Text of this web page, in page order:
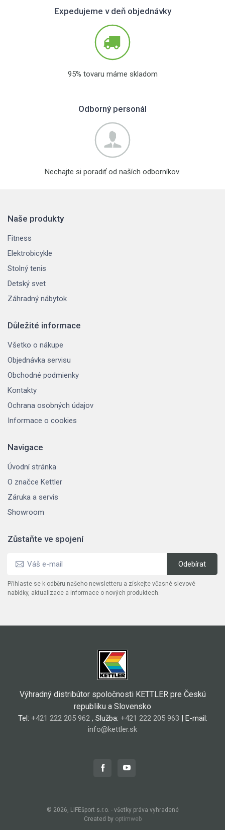
Expedujeme v deň objednávky
95% tovaru máme skladom
Odborný personál
Nechajte si poradiť od naších odborníkov.
Naše produkty
Fitness
Elektrobicykle
Stolný tenis
Detský svet
Záhradný nábytok
Důležité informace
Všetko o nákupe
Objednávka servisu
Obchodné podmienky
Kontakty
Ochrana osobných údajov
Informace o cookies
Navigace
Úvodní stránka
O značce Kettler
Záruka a servis
Showroom
Zůstaňte ve spojení
Přihlaste se k odběru našeho newsletteru a získejte včasné slevové
nabídky, aktualizace a informace o nových produktech.
Výhradný distribútor spoločnosti KETTLER pre Českú
republiku a Slovensko
Tel: +421 222 205 962, Služba: +421 222 205 963 | E-mail:
info@kettler.sk
© 2026, LIFEšport s.r.o. - všetky práva vyhradené
Created by optimweb